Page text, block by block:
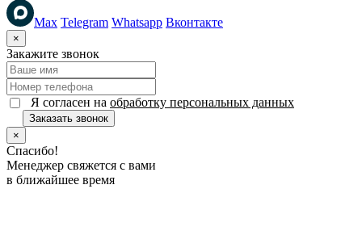
Max Telegram Whatsapp Вконтакте
×
Закажите звонок
Я согласен на обработку персональных данных
Заказать звонок
×
Спасибо!
Менеджер свяжется с вами
в ближайшее время